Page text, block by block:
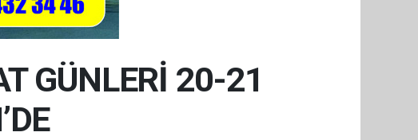
GÜNLERİ 20-21